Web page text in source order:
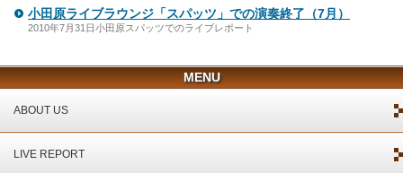
小田原ライブラウンジ「スパッツ」での演奏終了（7月）
2010年7月31日小田原スパッツでのライブレポート
MENU
ABOUT US
LIVE REPORT